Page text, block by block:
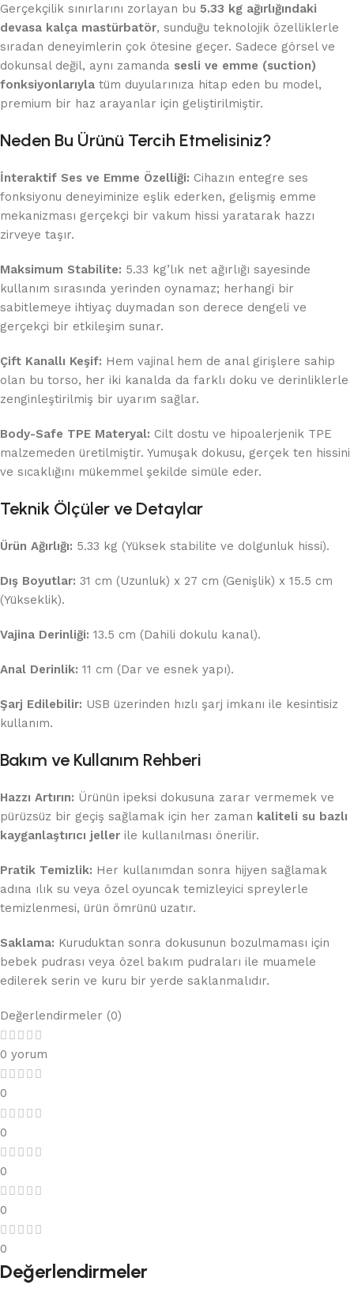
Gerçekçilik sınırlarını zorlayan bu 5.33 kg ağırlığındaki
devasa kalça mastürbatör, sunduğu teknolojik özelliklerle
sıradan deneyimlerin çok ötesine geçer. Sadece görsel ve
dokunsal değil, aynı zamanda sesli ve emme (suction)
fonksiyonlarıyla tüm duyularınıza hitap eden bu model,
premium bir haz arayanlar için geliştirilmiştir.
Neden Bu Ürünü Tercih Etmelisiniz?
İnteraktif Ses ve Emme Özelliği: Cihazın entegre ses
fonksiyonu deneyiminize eşlik ederken, gelişmiş emme
mekanizması gerçekçi bir vakum hissi yaratarak hazzı
zirveye taşır.
Maksimum Stabilite: 5.33 kg’lık net ağırlığı sayesinde
kullanım sırasında yerinden oynamaz; herhangi bir
sabitlemeye ihtiyaç duymadan son derece dengeli ve
gerçekçi bir etkileşim sunar.
Çift Kanallı Keşif: Hem vajinal hem de anal girişlere sahip
olan bu torso, her iki kanalda da farklı doku ve derinliklerle
zenginleştirilmiş bir uyarım sağlar.
Body-Safe TPE Materyal: Cilt dostu ve hipoalerjenik TPE
malzemeden üretilmiştir. Yumuşak dokusu, gerçek ten hissini
ve sıcaklığını mükemmel şekilde simüle eder.
Teknik Ölçüler ve Detaylar
Ürün Ağırlığı: 5.33 kg (Yüksek stabilite ve dolgunluk hissi).
Dış Boyutlar: 31 cm (Uzunluk) x 27 cm (Genişlik) x 15.5 cm
(Yükseklik).
Vajina Derinliği: 13.5 cm (Dahili dokulu kanal).
Anal Derinlik: 11 cm (Dar ve esnek yapı).
Şarj Edilebilir: USB üzerinden hızlı şarj imkanı ile kesintisiz
kullanım.
Bakım ve Kullanım Rehberi
Hazzı Artırın: Ürünün ipeksi dokusuna zarar vermemek ve
pürüzsüz bir geçiş sağlamak için her zaman kaliteli su bazlı
kayganlaştırıcı jeller ile kullanılması önerilir.
Pratik Temizlik: Her kullanımdan sonra hijyen sağlamak
adına ılık su veya özel oyuncak temizleyici spreylerle
temizlenmesi, ürün ömrünü uzatır.
Saklama: Kuruduktan sonra dokusunun bozulmaması için
bebek pudrası veya özel bakım pudraları ile muamele
edilerek serin ve kuru bir yerde saklanmalıdır.
Değerlendirmeler (0)
0 yorum
0
0
0
0
0
Değerlendirmeler